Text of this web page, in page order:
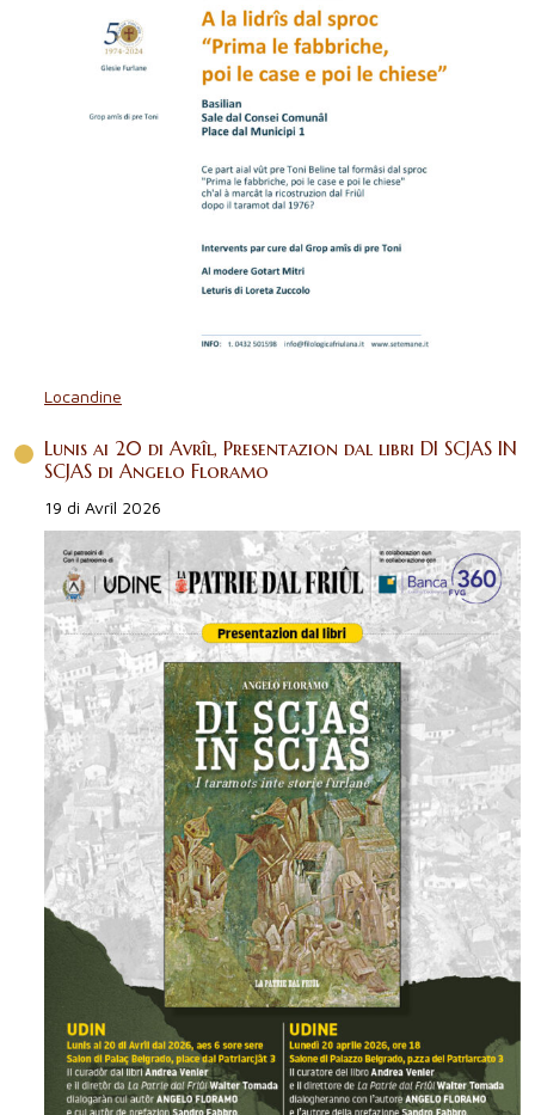
Locandine
Lunis ai 20 di Avrîl, Presentazion dal libri DI SCJAS IN
SCJAS di Angelo Floramo
19 di Avrîl 2026